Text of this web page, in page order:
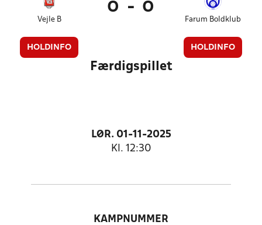
Vejle B
HOLDINFO
0 - 0
Farum Boldklub
HOLDINFO
Færdigspillet
LØR. 01-11-2025
Kl. 12:30
KAMPNUMMER